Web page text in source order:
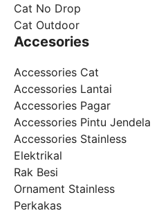
Cat No Drop
Cat Outdoor
Accesories
Accessories Cat
Accessories Lantai
Accessories Pagar
Accessories Pintu Jendela
Accessories Stainless
Elektrikal
Rak Besi
Ornament Stainless
Perkakas